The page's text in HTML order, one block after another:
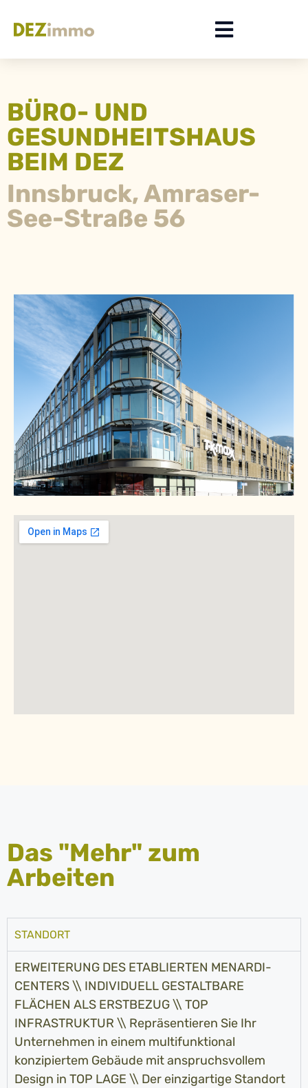
BÜRO- UND
GESUNDHEITSHAUS
BEIM DEZ
Innsbruck, Amraser-
See-Straße 56
Das "Mehr" zum
Arbeiten
STANDORT
ERWEITERUNG DES ETABLIERTEN MENARDI-
CENTERS \\ INDIVIDUELL GESTALTBARE
FLÄCHEN ALS ERSTBEZUG \\ TOP
INFRASTRUKTUR \\ Repräsentieren Sie Ihr
Unternehmen in einem multifunktional
konzipiertem Gebäude mit anspruchsvollem
Design in TOP LAGE \\ Der einzigartige Standort